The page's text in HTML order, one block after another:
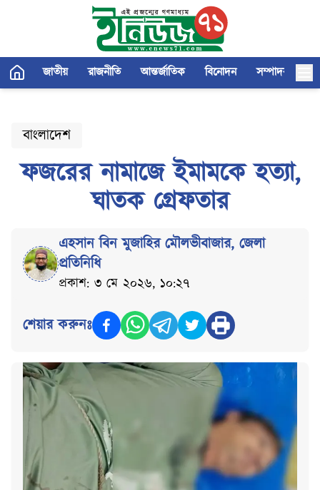
জাতীয় রাজনীতি আন্তর্জাতিক বিনোদন সম্পাদকীয়
বাংলাদেশ
ফজরের নামাজে ইমামকে হত্যা,
ঘাতক গ্রেফতার
এহসান বিন মুজাহির মৌলভীবাজার, জেলা
প্রতিনিধি
প্রকাশ: ৩ মে ২০২৬, ১০:২৭
শেয়ার করুনঃ